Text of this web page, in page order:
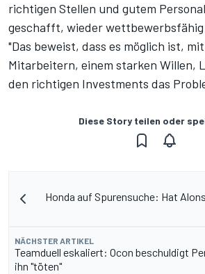
richtigen Stellen und gutem
geschafft, wieder wettbewerbsfähig
"Das beweist, dass es möglich ist,
Mitarbeitern, einem starken Willen,
den richtigen Investments das
Diese Story teilen oder
Honda auf Spurensuche: Hat
NÄCHSTER ARTIKEL
Teamduell eskaliert: Ocon beschuldigt
ihn "töten"